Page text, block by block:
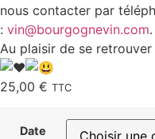
nous contacter par
: vin@bourgognevin.com.
Au plaisir de se
25,00 € TTC
Date